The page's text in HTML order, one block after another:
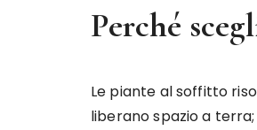
Perché
Le piante al soffitto
liberano spazio a